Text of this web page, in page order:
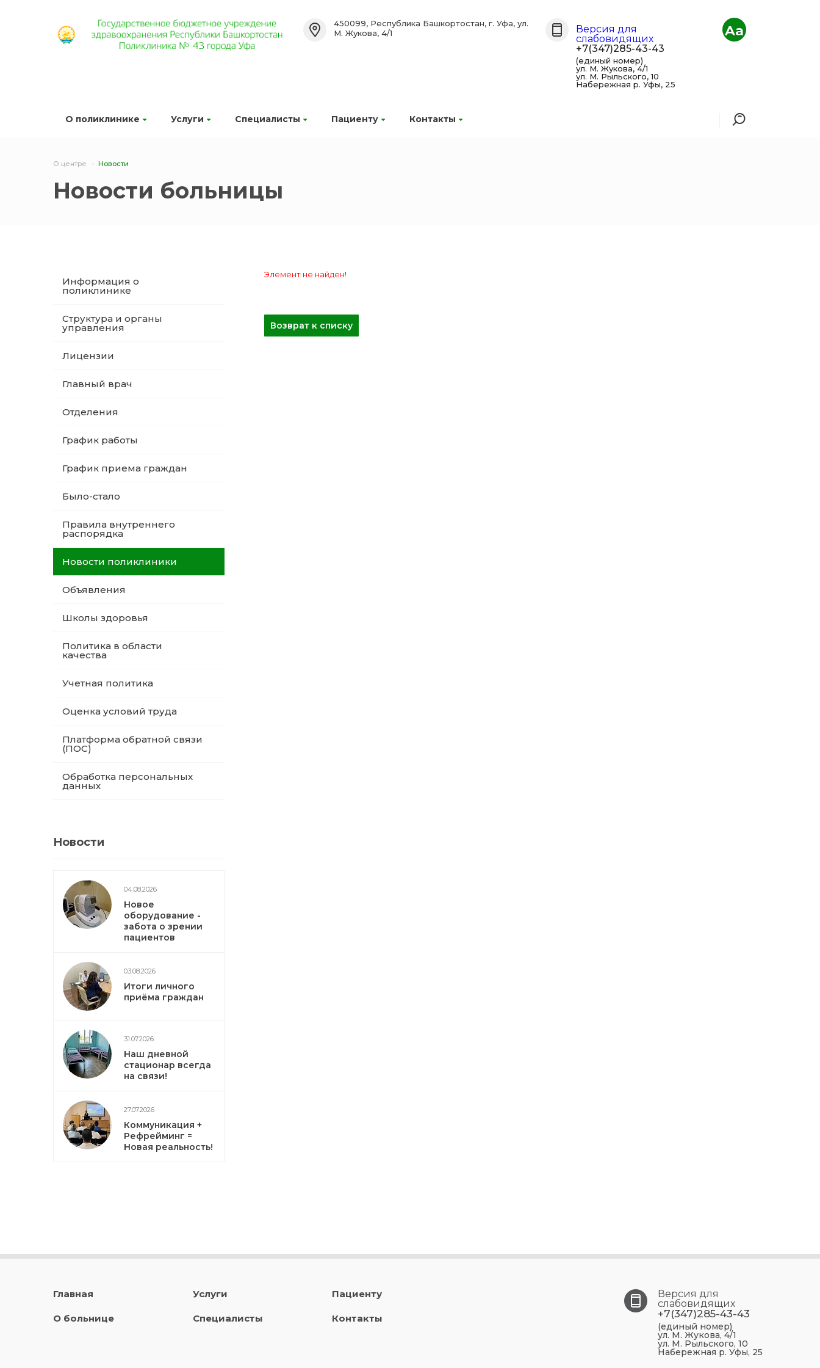
О поликлинике Услуги Специалисты Пациенту Контакты
450099, Республика Башкортостан, г. Уфа, ул.
М. Жукова, 4/1
Версия для
слабовидящих
+7(347)285-43-43
(единый номер)
ул. М. Жукова, 4/1
ул. М. Рыльского, 10
Набережная р. Уфы, 25
Aa
О центре Новости
Новости больницы
Информация о
поликлинике
Структура и органы
управления
Лицензии
Главный врач
Отделения
График работы
График приема граждан
Было-стало
Правила внутреннего
распорядка
Новости поликлиники
Объявления
Школы здоровья
Политика в области
качества
Учетная политика
Оценка условий труда
Платформа обратной связи
(ПОС)
Обработка персональных
данных
Новости
04.08.2026
Новое
оборудование -
забота о зрении
пациентов
03.08.2026
Итоги личного
приёма граждан
31.07.2026
Наш дневной
стационар всегда
на связи!
27.07.2026
Коммуникация +
Рефрейминг =
Новая реальность!
Элемент не найден!
Возврат к списку
Главная
О больнице
Услуги
Специалисты
Пациенту
Контакты
Версия для
слабовидящих
+7(347)285-43-43
(единый номер)
ул. М. Жукова, 4/1
ул. М. Рыльского, 10
Набережная р. Уфы, 25